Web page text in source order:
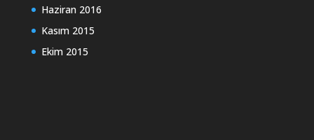
Haziran 2016
Kasım 2015
Ekim 2015